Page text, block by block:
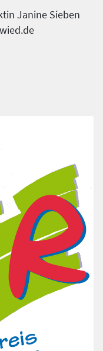
Janine Sieben